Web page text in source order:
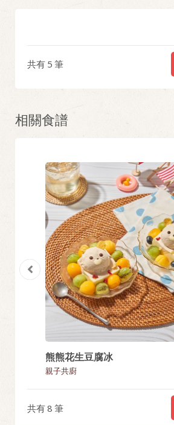
共有 5 筆
相關食譜
熊熊花生豆腐冰
親子共廚
共有8 筆